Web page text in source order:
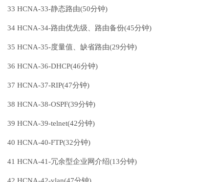
33 HCNA-33-静态路由(50分钟)
34 HCNA-34-路由优先级、路由备份(45分钟)
35 HCNA-35-度量值、缺省路由(29分钟)
36 HCNA-36-DHCP(46分钟)
37 HCNA-37-RIP(47分钟)
38 HCNA-38-OSPF(39分钟)
39 HCNA-39-telnet(42分钟)
40 HCNA-40-FTP(32分钟)
41 HCNA-41-冗余型企业网介绍(13分钟)
42 HCNA-42-vlan(47分钟)